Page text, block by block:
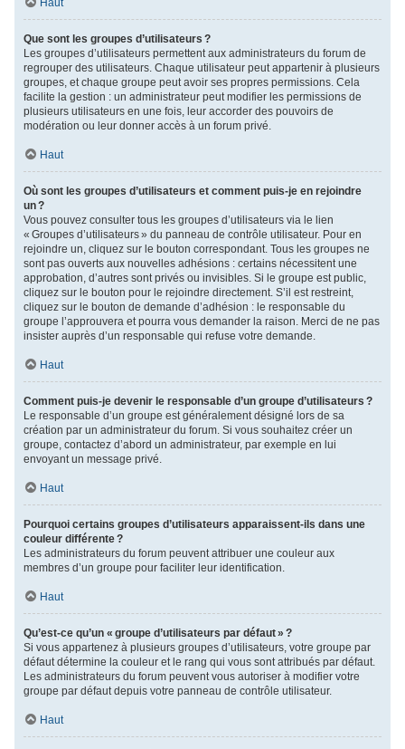
Haut
Que sont les groupes d’utilisateurs ?
Les groupes d’utilisateurs permettent aux administrateurs du forum de
regrouper des utilisateurs. Chaque utilisateur peut appartenir à plusieurs
groupes, et chaque groupe peut avoir ses propres permissions. Cela
facilite la gestion : un administrateur peut modifier les permissions de
plusieurs utilisateurs en une fois, leur accorder des pouvoirs de
modération ou leur donner accès à un forum privé.
Haut
Où sont les groupes d’utilisateurs et comment puis-je en rejoindre
un ?
Vous pouvez consulter tous les groupes d’utilisateurs via le lien
« Groupes d’utilisateurs » du panneau de contrôle utilisateur. Pour en
rejoindre un, cliquez sur le bouton correspondant. Tous les groupes ne
sont pas ouverts aux nouvelles adhésions : certains nécessitent une
approbation, d’autres sont privés ou invisibles. Si le groupe est public,
cliquez sur le bouton pour le rejoindre directement. S’il est restreint,
cliquez sur le bouton de demande d’adhésion : le responsable du
groupe l’approuvera et pourra vous demander la raison. Merci de ne pas
insister auprès d’un responsable qui refuse votre demande.
Haut
Comment puis-je devenir le responsable d’un groupe d’utilisateurs ?
Le responsable d’un groupe est généralement désigné lors de sa
création par un administrateur du forum. Si vous souhaitez créer un
groupe, contactez d’abord un administrateur, par exemple en lui
envoyant un message privé.
Haut
Pourquoi certains groupes d’utilisateurs apparaissent-ils dans une
couleur différente ?
Les administrateurs du forum peuvent attribuer une couleur aux
membres d’un groupe pour faciliter leur identification.
Haut
Qu’est-ce qu’un « groupe d’utilisateurs par défaut » ?
Si vous appartenez à plusieurs groupes d’utilisateurs, votre groupe par
défaut détermine la couleur et le rang qui vous sont attribués par défaut.
Les administrateurs du forum peuvent vous autoriser à modifier votre
groupe par défaut depuis votre panneau de contrôle utilisateur.
Haut